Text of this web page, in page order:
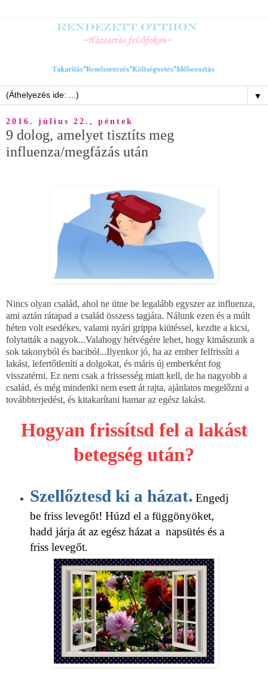
▼
2016. július 22., péntek
9 dolog, amelyet tisztíts meg
influenza/megfázás után
Nincs olyan család, ahol ne ütne be legalább egyszer az influenza,
ami aztán rátapad a család összess tagjára. Nálunk ezen és a múlt
héten volt esedékes, valami nyári grippa kiütéssel, kezdte a kicsi,
folytatták a nagyok...Valahogy hétvégére lehet, hogy kimászunk a
sok takonyból és baciból...Ilyenkor jó, ha az ember felfrissíti a
lakást, lefertőtleníti a dolgokat, és máris új emberként fog
visszatérni. Ez nem csak a frissesség miatt kell, de ha nagyobb a
család, és még mindenki nem esett át rajta, ajánlatos megelőzni a
továbbterjedést, és kitakarítani hamar az egész lakást.
Hogyan frissítsd fel a lakást
betegség után?
Szellőztesd ki a házat. Engedj
be friss levegőt! Húzd el a függönyöket,
hadd járja át az egész házat a napsütés és a
friss levegőt.